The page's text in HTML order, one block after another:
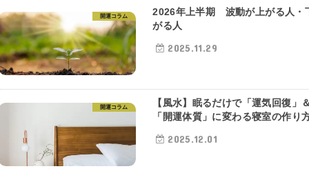
開運コラム
2026年上半期 波動が上がる人・
がる人
2025.11.29
開運コラム
【風水】眠るだけで「運気回復」
「開運体質」に変わる寝室の作り
2025.12.01